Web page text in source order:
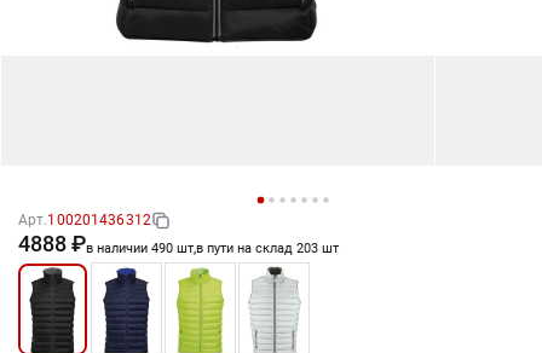
Арт.100201436312
4888 ₽в наличии 490 шт,в пути на склад 203 шт